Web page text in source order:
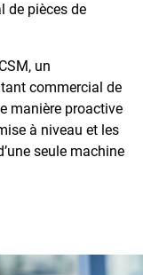
de pièces de
un
commercial de
manière proactive
à niveau et les
seule machine